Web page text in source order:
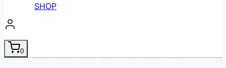
SHOP
0